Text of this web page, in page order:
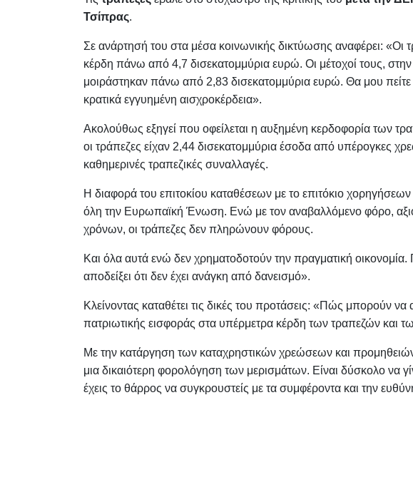
Τσίπρας.
Σε ανάρτησή του στα μέσα κοινωνικής δικτύωσης αναφέρει: «Οι
κέρδη πάνω από 4,7 δισεκατομμύρια ευρώ. Οι μέτοχοί τους,
μοιράστηκαν πάνω από 2,83 δισεκατομμύρια ευρώ. Θα μου πείτε
κρατικά εγγυημένη αισχροκέρδεια».
Ακολούθως εξηγεί που οφείλεται η αυξημένη κερδοφορία των
οι τράπεζες είχαν 2,44 δισεκατομμύρια έσοδα από υπέρογκες
καθημερινές τραπεζικές συναλλαγές.
Η διαφορά του επιτοκίου καταθέσεων με το επιτόκιο
όλη την Ευρωπαϊκή Ένωση. Ενώ με τον αναβαλλόμενο φόρο,
χρόνων, οι τράπεζες δεν πληρώνουν φόρους.
Και όλα αυτά ενώ δεν χρηματοδοτούν την πραγματική οικονομία.
αποδείξει ότι δεν έχει ανάγκη από δανεισμό».
Κλείνοντας καταθέτει τις δικές του προτάσεις: «Πώς μπορούν
πατριωτικής εισφοράς στα υπέρμετρα κέρδη των τραπεζών και
Με την κατάργηση των καταχρηστικών χρεώσεων και
μια δικαιότερη φορολόγηση των μερισμάτων. Είναι δύσκολο να
έχεις το θάρρος να συγκρουστείς με τα συμφέροντα και την